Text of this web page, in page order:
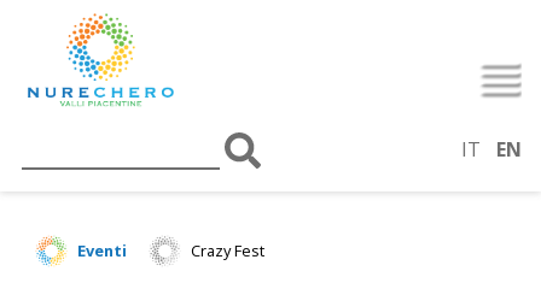
IT EN
Eventi Crazy Fest